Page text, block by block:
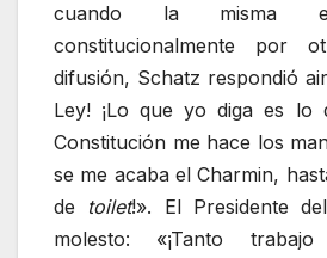
cuando la misma
constitucionalmente por
difusión, Schatz respondió
Ley! ¡Lo que yo diga es lo
Constitución me hace los
se me acaba el Charmin,
de toilet!». El Presidente
molesto: «¡Tanto